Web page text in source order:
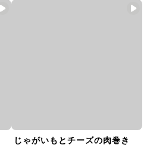
じゃがいもとチーズの肉巻き